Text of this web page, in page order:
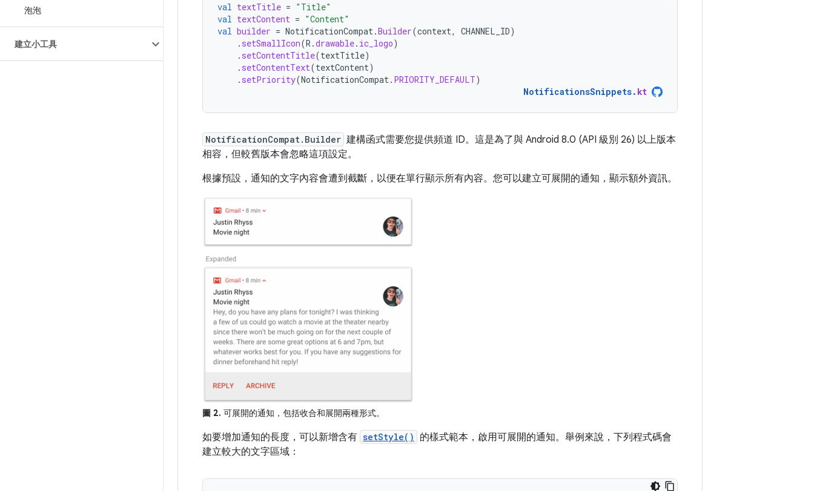
泡泡
建立小工具
val textTitle = "Title"
val textContent = "Content"
val builder = NotificationCompat .Builder(context, CHANNEL_ID)
. setSmallIcon(R .drawable. ic_logo)
. setContentTitle(textTitle)
. setContentText(textContent)
. setPriority(NotificationCompat . PRIORITY_DEFAULT)
NotificationsSnippets. kt
NotificationCompat.Builder 建構函式需要您提供頻道 ID。這是為了與 Android 8.0 (API 級別 26) 以上版本
相容，但較舊版本會忽略這項設定。
根據預設，通知的文字內容會遭到截斷，以便在單行顯示所有內容。您可以建立可展開的通知，顯示額外資訊。
圖 2. 可展開的通知，包括收合和展開兩種形式。
如要增加通知的長度，可以新增含有 setStyle()
的樣式範本，啟用可展開的通知。舉例來說，下列程式碼會
建立較大的文字區域：